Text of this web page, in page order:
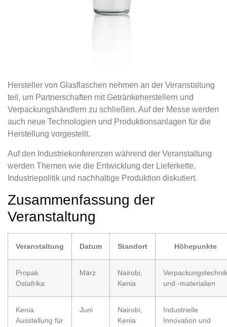
Hersteller von Glasflaschen nehmen an der Veranstaltung
teil, um Partnerschaften mit Getränkeherstellern und
Verpackungshändlern zu schließen. Auf der Messe werden
auch neue Technologien und Produktionsanlagen für die
Herstellung vorgestellt.
Auf den Industriekonferenzen während der Veranstaltung
werden Themen wie die Entwicklung der Lieferkette,
Industriepolitik und nachhaltige Produktion diskutiert.
Zusammenfassung der
Veranstaltung
Veranstaltung Datum Standort Höhepunkte
Propak
Ostafrika
März
Nairobi,
Kenia
Verpackungstechnik
und -materialien
Kenia
Ausstellung für
Juni
Nairobi,
Kenia
Industrielle
Innovation und